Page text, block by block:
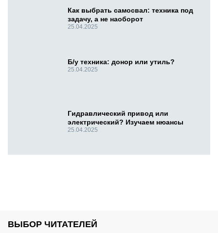
Как выбрать самосвал: техника под
задачу, а не наоборот
25.04.2025
Б/у техника: донор или утиль?
25.04.2025
Гидравлический привод или
электрический? Изучаем нюансы
25.04.2025
ВЫБОР ЧИТАТЕЛЕЙ